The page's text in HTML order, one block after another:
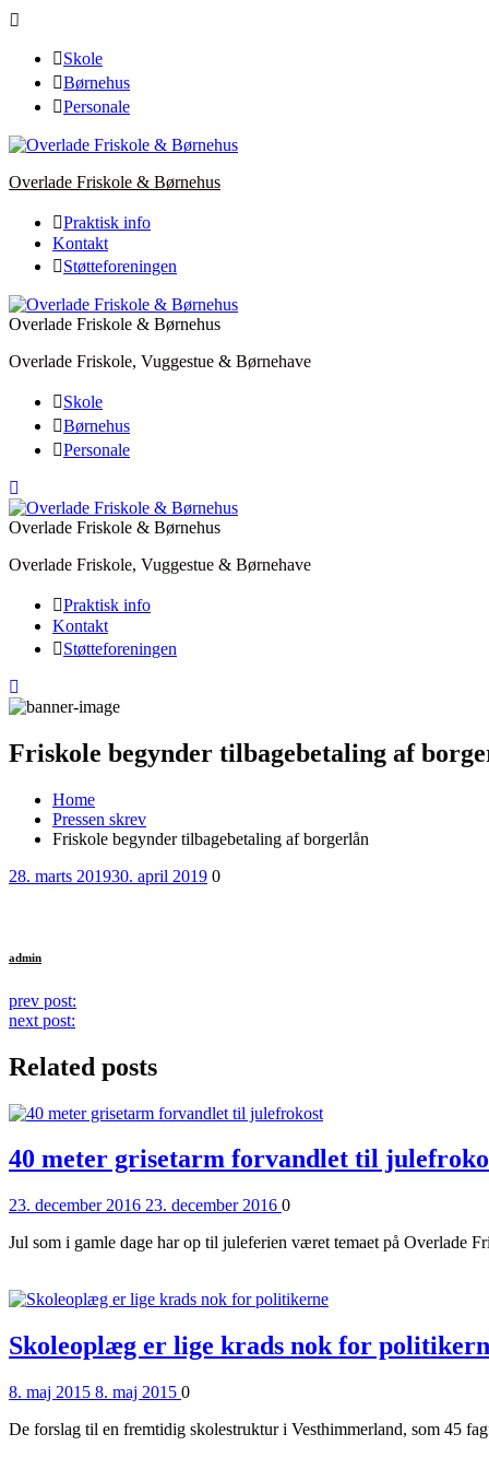
Skip
content Skole
Børnehus
Personale
Overlade Friskole & Børnehus
Praktisk info
Kontakt
Støtteforeningen
Overlade Friskole & Børnehus
Overlade Friskole, Vuggestue & Børnehave
Skole
Børnehus
Personale
Overlade Friskole & Børnehus
Overlade Friskole, Vuggestue & Børnehave
Praktisk info
Kontakt
Støtteforeningen
Friskole begynder tilbagebetaling af
Home
Pressen skrev
Friskole begynder tilbagebetaling af borgerlån
Posted
28. marts 201930. april 2019Comments
0
admin
Continue
Reading
prev post:
next post:
Related posts
40 meter grisetarm forvandlet til
Posted
23. december 2016 23. december 2016 Comments
0
Jul som i gamle dage har op til juleferien været temaet på Overlade
Skoleoplæg er lige krads nok for
Posted
8. maj 2015 8. maj 2015 Comments
0
De forslag til en fremtidig skolestruktur i Vesthimmerland, som 45